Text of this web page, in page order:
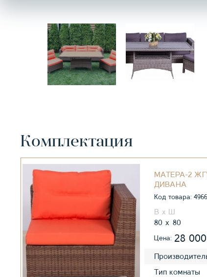
Комплектация
МАТЕРА-2
ДИВАНА
Код товара: 4966
80 80
Цена: 28 000
Тип комнаты